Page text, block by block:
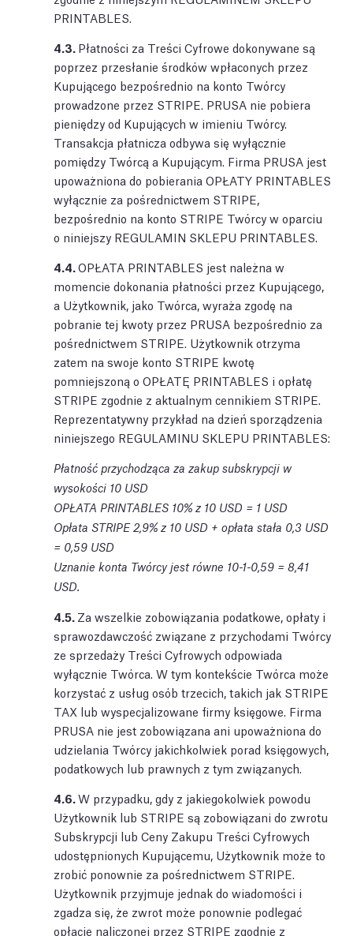
PRINTABLES.
4.3. Płatności za Treści Cyfrowe dokonywane są
poprzez przesłanie środków wpłaconych przez
Kupującego bezpośrednio na konto Twórcy
prowadzone przez STRIPE. PRUSA nie pobiera
pieniędzy od Kupujących w imieniu Twórcy.
Transakcja płatnicza odbywa się wyłącznie
pomiędzy Twórcą a Kupującym. Firma PRUSA jest
upoważniona do pobierania OPŁATY PRINTABLES
wyłącznie za pośrednictwem STRIPE,
bezpośrednio na konto STRIPE Twórcy w oparciu
o niniejszy REGULAMIN SKLEPU PRINTABLES.
4.4.OPŁATA PRINTABLES jest należna w
momencie dokonania płatności przez Kupującego,
a Użytkownik, jako Twórca, wyraża zgodę na
pobranie tej kwoty przez PRUSA bezpośrednio za
pośrednictwem STRIPE. Użytkownik otrzyma
zatem na swoje konto STRIPE kwotę
pomniejszoną o OPŁATĘ PRINTABLES i opłatę
STRIPE zgodnie z aktualnym cennikiem STRIPE.
Reprezentatywny przykład na dzień sporządzenia
niniejszego REGULAMINU SKLEPU PRINTABLES:
Płatność przychodząca za zakup subskrypcji w
wysokości 10 USD
OPŁATA PRINTABLES 10% z 10 USD = 1 USD
Opłata STRIPE 2,9% z 10 USD + opłata stała 0,3 USD
= 0,59 USD
Uznanie konta Twórcy jest równe 10-1-0,59 = 8,41
USD.
4.5. Za wszelkie zobowiązania podatkowe, opłaty i
sprawozdawczość związane z przychodami Twórcy
ze sprzedaży Treści Cyfrowych odpowiada
wyłącznie Twórca. W tym kontekście Twórca może
korzystać z usług osób trzecich, takich jak STRIPE
TAX lub wyspecjalizowane firmy księgowe. Firma
PRUSA nie jest zobowiązana ani upoważniona do
udzielania Twórcy jakichkolwiek porad księgowych,
podatkowych lub prawnych z tym związanych.
4.6.W przypadku, gdy z jakiegokolwiek powodu
Użytkownik lub STRIPE są zobowiązani do zwrotu
Subskrypcji lub Ceny Zakupu Treści Cyfrowych
udostępnionych Kupującemu, Użytkownik może to
zrobić ponownie za pośrednictwem STRIPE.
Użytkownik przyjmuje jednak do wiadomości i
zgadza się, że zwrot może ponownie podlegać
opłacie naliczonej przez STRIPE zgodnie z